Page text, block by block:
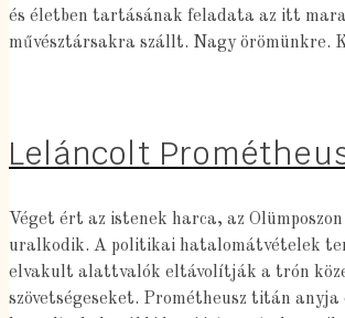
és életben tartásának feladata az itt
művésztársakra szállt. Nagy örömünkre.
Leláncolt
Véget ért az istenek harca, az
uralkodik. A politikai hatalomátvételek
elvakult alattvalók eltávolítják a trón
szövetségeseket. Prométheusz titán